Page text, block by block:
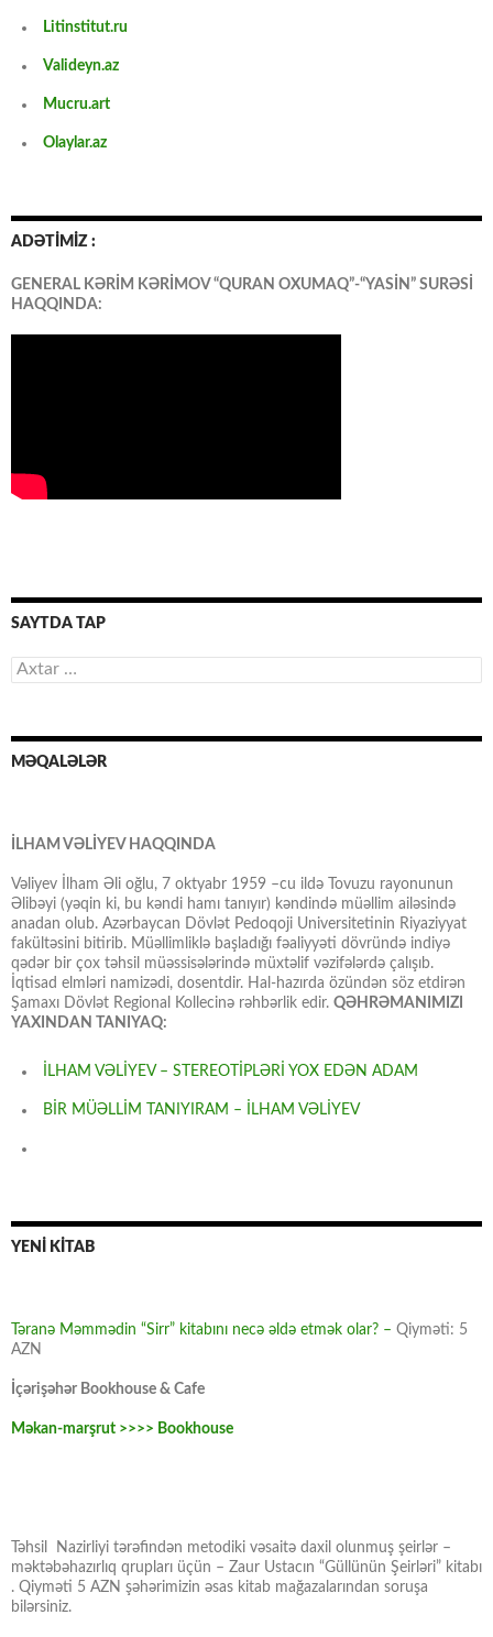
Litinstitut.ru
Valideyn.az
Mucru.art
Olaylar.az
ADƏTİMİZ :
GENERAL KƏRİM KƏRİMOV “QURAN OXUMAQ”-“YASİN” SURƏSİ
HAQQINDA:
SAYTDA TAP
Axtarış:
MƏQALƏLƏR
İLHAM VƏLİYEV HAQQINDA
Vəliyev İlham Əli oğlu, 7 oktyabr 1959 –cu ildə Tovuzu rayonunun
Əlibəyi (yəqin ki, bu kəndi hamı tanıyır) kəndində müəllim ailəsində
anadan olub. Azərbaycan Dövlət Pedoqoji Universitetinin Riyaziyyat
fakültəsini bitirib. Müəllimliklə başladığı fəaliyyəti dövründə indiyə
qədər bir çox təhsil müəssisələrində müxtəlif vəzifələrdə çalışıb.
İqtisad elmləri namizədi, dosentdir. Hal-hazırda özündən söz etdirən
Şamaxı Dövlət Regional Kollecinə rəhbərlik edir. QƏHRƏMANIMIZI
YAXINDAN TANIYAQ:
İLHAM VƏLİYEV – STEREOTİPLƏRİ YOX EDƏN ADAM
BİR MÜƏLLİM TANIYIRAM – İLHAM VƏLİYEV
YENİ KİTAB
Təranə Məmmədin “Sirr” kitabını necə əldə etmək olar? – Qiyməti: 5
AZN
İçərişəhər Bookhouse & Cafe
Məkan-marşrut >>>> Bookhouse
Təhsil Nazirliyi tərəfindən metodiki vəsaitə daxil olunmuş şeirlər –
məktəbəhazırlıq qrupları üçün – Zaur Ustacın “Güllünün Şeirləri” kitabı
. Qiyməti 5 AZN şəhərimizin əsas kitab mağazalarından soruşa
bilərsiniz.